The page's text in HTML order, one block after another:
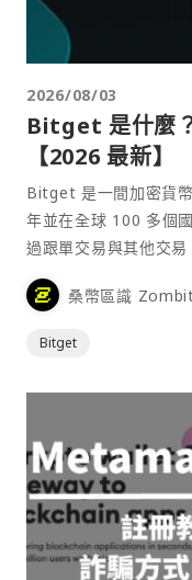
2026/08/03
Bitget 是什麼
【2026 最新】
Bitget 是一間加密貨
年並在全球 100 多個
過跟單交易與其他交
桑幣區識
Bitget